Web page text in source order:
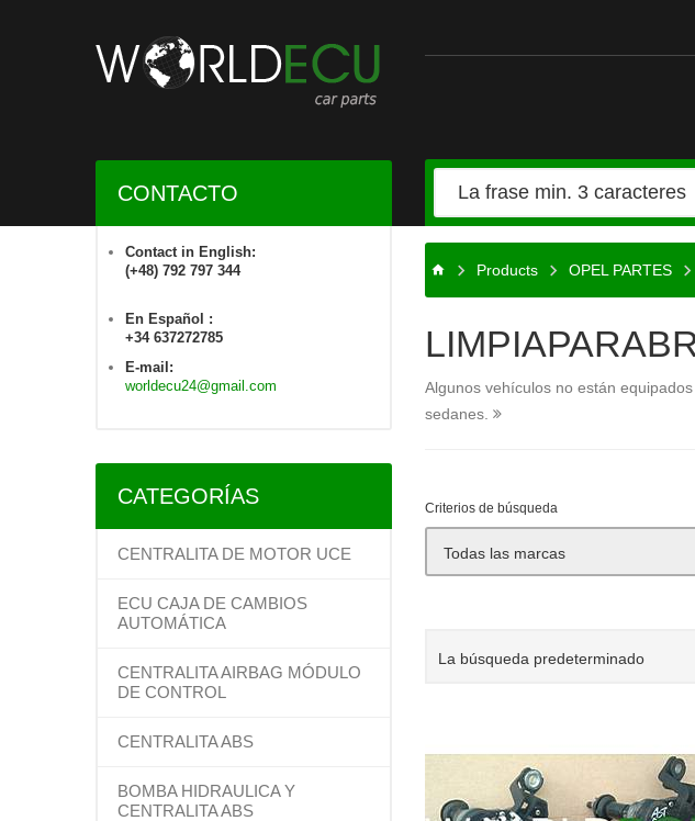
CONTACTO
Contact in English:
(+48) 792 797 344
En Español :
+34 637272785
E-mail:
worldecu24@gmail.com
CATEGORÍAS
CENTRALITA DE MOTOR UCE
ECU CAJA DE CAMBIOS
AUTOMÁTICA
CENTRALITA AIRBAG MÓDULO
DE CONTROL
CENTRALITA ABS
BOMBA HIDRAULICA Y
CENTRALITA ABS
Products OPEL PARTES
Algunos vehículos no están
sedanes.
Criterios de búsqueda
Todas las marcas
La búsqueda predeterminado